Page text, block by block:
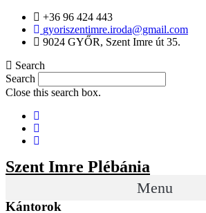
+36 96 424 443
gyoriszentimre.iroda@gmail.com
9024 GYŐR, Szent Imre út 35.
Search
Search
Close this search box.
Szent Imre Plébánia
Menu
Kántorok